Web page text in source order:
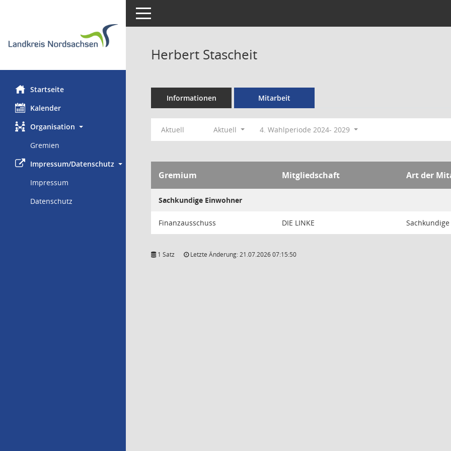
Startseite
Kalender
Organisation
Gremien
Impressum/Datenschutz
Impressum
Datenschutz
Toggle navigation
Herbert Stascheit
Informationen Mitarbeit
Aktuell Aktuell 4. Wahlperiode 2024- 2029
Gremium Mitgliedschaft Art der
Sachkundige Einwohner
Finanzausschuss DIE LINKE
1 Satz Letzte Änderung: 21.07.2026 07:15:50